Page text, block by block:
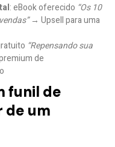
: eBook oferecido “Os 10
→ Upsell para uma
“Repensando sua
de
funil de
de um